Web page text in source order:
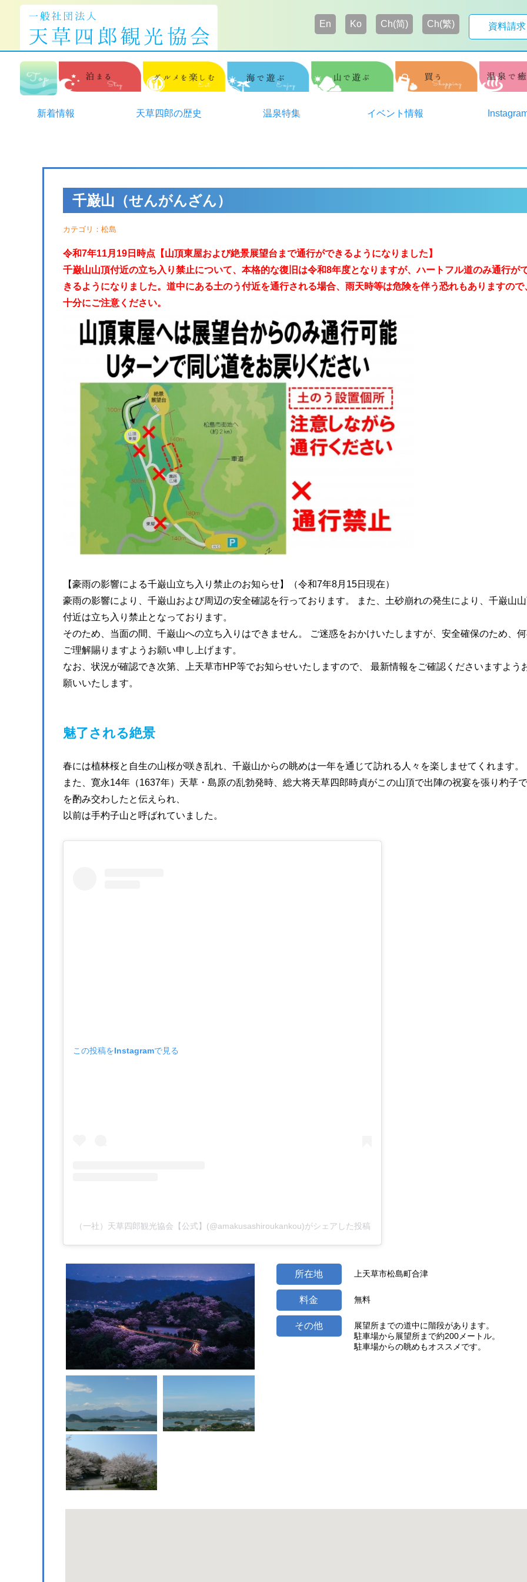
Meister Guides
English Version
En
Ko Ch(简) Ch(繁) 資料請求
新着情報 天草四郎の歴史 温泉特集 イベント情報
千巌山（せんがんざん）
カテゴリ： 松島
令和7年11月19日時点【山頂東屋および絶景展望台まで通行ができるようになりました】
千巌山山頂付近の立ち入り禁止について、本格的な復旧は令和8年度となりますが、ハートフル道のみ通行が
きるようになりました。 道中にある土のう付近を通行される場合、雨天時等は危険を伴う恐れもありますので
十分にご注意ください。
【豪雨の影響による千巌山立ち入り禁止のお知らせ】（令和7年8月15日現在）
豪雨の影響により、千巌山および周辺の安全確認を行っております。 また、土砂崩れの発生により、千巌山
付近は立ち入り禁止となっております。
そのため、当面の間、千巌山への立ち入りはできません。 ご迷惑をおかけいたしますが、安全確保のため、
ご理解賜りますようお願い申し上げます。
なお、状況が確認でき次第、上天草市HP等でお知らせいたしますので、 最新情報をご確認くださいますよう
願いいたします。
魅了される絶景
春には植林桜と自生の山桜が咲き乱れ、千巌山からの眺めは一年を通じて訪れる人々を楽しませてくれます。
また、寛永14年（1637年）天草・島原の乱勃発時、総大将天草四郎時貞がこの山頂で出陣の祝宴を張り杓子
を酌み交わしたと伝えられ、
以前は手杓子山と呼ばれていました。
この投稿をInstagramで見る
（一社）天草四郎観光協会【公式】(@amakusashiroukankou)がシェアした投稿
所在地 上天草市松島町合津
料金 無料
その他
展望所までの道中に階段があります。
駐車場から展望所まで約200メートル。
駐車場からの眺めもオススメです。